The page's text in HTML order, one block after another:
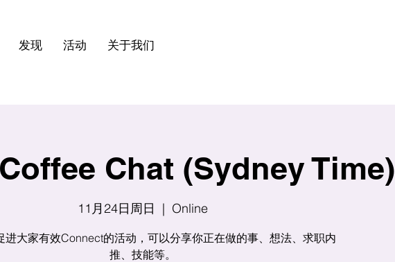
发现 活动 关于我们
Chat (Sydney Time)
11月24日周日
  |
Online
进大家有效Connect的活动，可以分享你正在做的事、想法、求职内
推、技能等。